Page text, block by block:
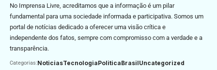
No Imprensa Livre, acreditamos que a informação é um pilar
fundamental para uma sociedade informada e participativa. Somos um
portal de notícias dedicado a oferecer uma visão crítica e
independente dos fatos, sempre com compromisso com a verdade e a
transparência.
Categorias:NoticiasTecnologiaPoliticaBrasilUncategorized